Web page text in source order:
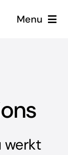
Menu
werkt